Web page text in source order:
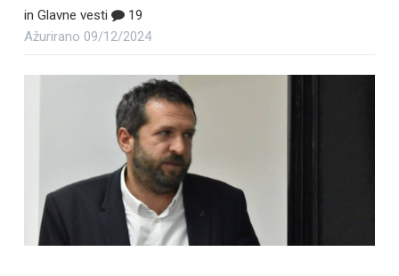
in Glavne vesti
19
Ažurirano 09/12/2024